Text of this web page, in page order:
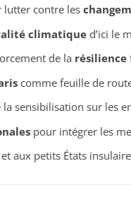
lutter contre les
climatiqued’ici le
de la résilience
comme feuille de
la sensibilisation sur les
pour intégrer les
aux petits États